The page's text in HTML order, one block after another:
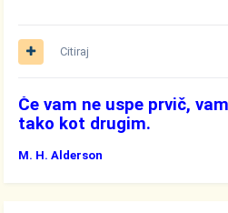
Citiraj
Če vam ne uspe prvič,
tako kot drugim.
M. H. Alderson